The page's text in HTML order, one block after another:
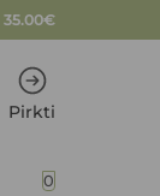
35.00€
Pirkti
0